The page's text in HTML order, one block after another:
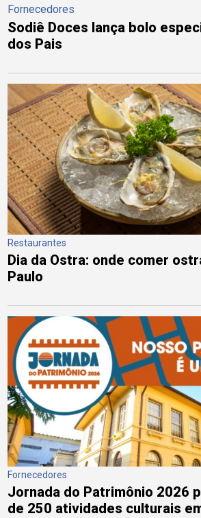
Fornecedores
Sodiê Doces lança bolo
dos Pais
Restaurantes
Dia da Ostra: onde comer
Paulo
Fornecedores
Jornada do Patrimônio 2026
de 250 atividades culturais